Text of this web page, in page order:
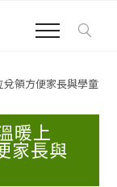
領方便家長與學童
暖上
家長與